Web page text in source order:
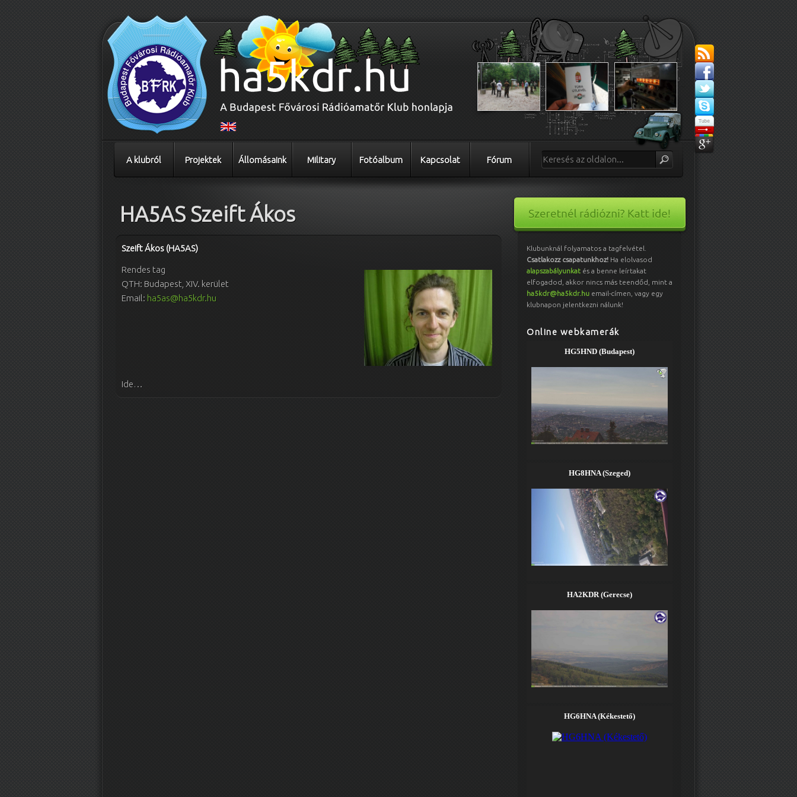
A klubról Projektek Állomásaink Military Fotóalbum Kapcsolat Fórum
HA5AS Szeift Ákos
Szeift Ákos (HA5AS)
Rendes tag
QTH: Budapest, XIV. kerület
Email: ha5as@ha5kdr.hu
Ide…
Klubunknál folyamatos a tagfelvétel.
Csatlakozz csapatunkhoz! Ha elolvasod
alapszabályunkat és a benne leírtakat
elfogadod, akkor nincs más teendőd, mint a
ha5kdr@ha5kdr.hu email-címen, vagy egy
klubnapon jelentkezni nálunk!
Online webkamerák